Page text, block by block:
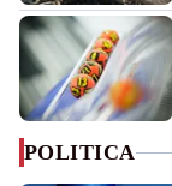
POLITICA